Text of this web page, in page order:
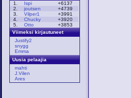
1.
Ispi
+6137
2.
joutsen
+4739
3.
Vilper1
+3991
4.
Chucky
+3920
5.
Otto
+3853
Viimeksi kirjautuneet
Justify2
snygg
Emma
Uusia pelaajia
mahti
J.Vilen
Ares